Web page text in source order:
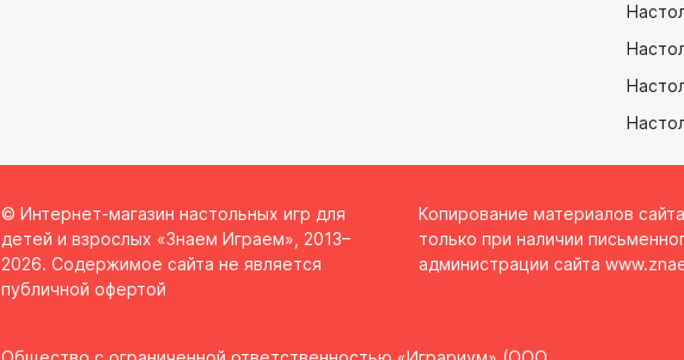
© Интернет-магазин настольных игр для
детей и взрослых «Знаем Играем», 2013–
2026. Содержимое сайта не является
публичной офертой
Копирование материалов
только при наличии
администрации сайта